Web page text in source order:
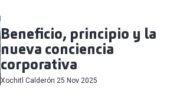
Beneficio, principio y la
nueva conciencia
corporativa
Xochitl Calderón 25 Nov 2025